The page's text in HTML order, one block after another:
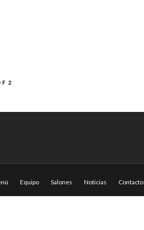
2
Equipo Salones Noticias Contacto